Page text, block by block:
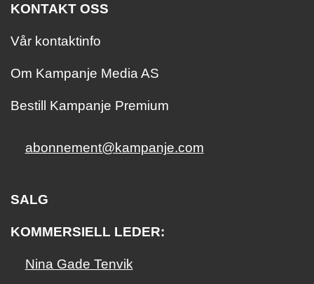
KONTAKT OSS
Vår kontaktinfo
Om Kampanje Media AS
Bestill Kampanje Premium
abonnement@kampanje.com
SALG
KOMMERSIELL LEDER:
Nina Gade Tenvik